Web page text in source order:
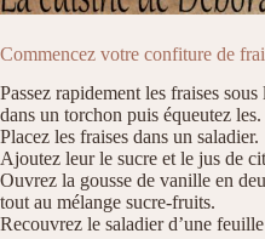
Commencez votre confiture de
Passez rapidement les fraises
dans un torchon puis équeutez les.
Placez les fraises dans un saladier.
Ajoutez leur le sucre et le jus de
Ouvrez la gousse de vanille en
tout au mélange sucre-fruits.
Recouvrez le saladier d’une